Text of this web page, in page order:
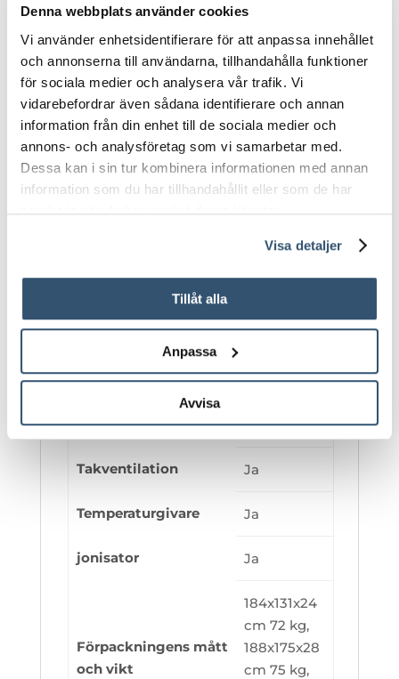
Denna webbplats använder cookies
Vi använder enhetsidentifierare för att anpassa innehållet
och annonserna till användarna, tillhandahålla funktioner
för sociala medier och analysera vår trafik. Vi
vidarebefordrar även sådana identifierare och annan
information från din enhet till de sociala medier och
annons- och analysföretag som vi samarbetar med.
Dessa kan i sin tur kombinera informationen med annan
information som du har tillhandahållit eller som de har
samlat in när du har använt deras tjänster.
Visa detaljer
Tillåt alla
Anpassa
Avvisa
Mått (bredd x djup
x höjd)[cm]
175 x 120 x
190
Antal personer 4
Material
kanadensisk
hemlock
Glas ochdörrar
Belysning
2 x LED vitt
x LED
i taket
Takventilation Ja
Temperaturgivare Ja
jonisator Ja
Förpackningens mått
och vikt
184x131x24
cm 72 kg,
188x175x28
cm 75 kg,